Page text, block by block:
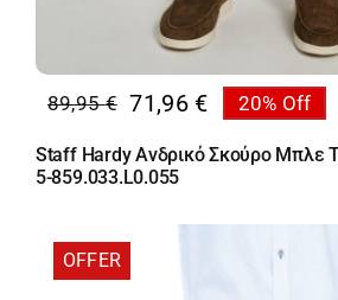
89,95€
Original
price
was:
71,96 €
Η
τρέχουσα
τιμή
20% Off
Staff Hardy Ανδρικό Σκούρο Μπλε
5-859.033.L0.055
OFFER